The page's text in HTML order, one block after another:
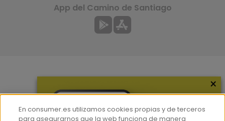
Hemeroteca
App del Camino de Santiago
×
En consumer.es utilizamos cookies propias y de terceros
para asegurarnos que la web funciona de manera